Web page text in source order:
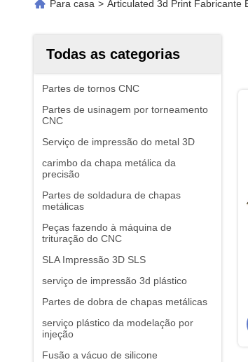
Para casa > Articulated 3d Print Fabricante
Todas as categorias
Partes de tornos CNC
Partes de usinagem por torneamento
CNC
Serviço de impressão do metal 3D
carimbo da chapa metálica da
precisão
Partes de soldadura de chapas
metálicas
Peças fazendo à máquina de
trituração do CNC
SLA Impressão 3D SLS
serviço de impressão 3d plástico
Partes de dobra de chapas metálicas
serviço plástico da modelação por
injeção
Fusão a vácuo de silicone